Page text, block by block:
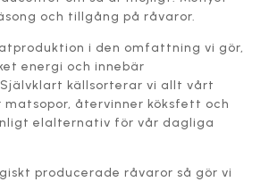
och tillgång på råvaror.
i den omfattning vi gör,
energi och innebär
källsorterar vi allt vårt
återvinner köksfett och
elalternativ för vår dagliga
producerade råvaror så gör vi